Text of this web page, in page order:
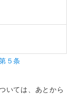
５条
いては、あとから